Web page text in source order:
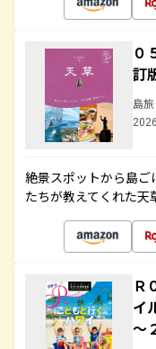
訂
島旅
絶景スポットから島ご
たちが教えてくれた天
Ｒ
イ
～